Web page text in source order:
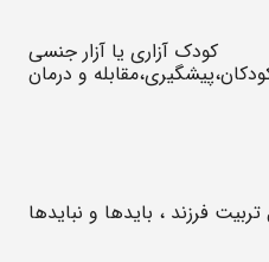
کودک آزاری یا آزار جنسی
و درمان
فرزند ، بایدها و نبایدها